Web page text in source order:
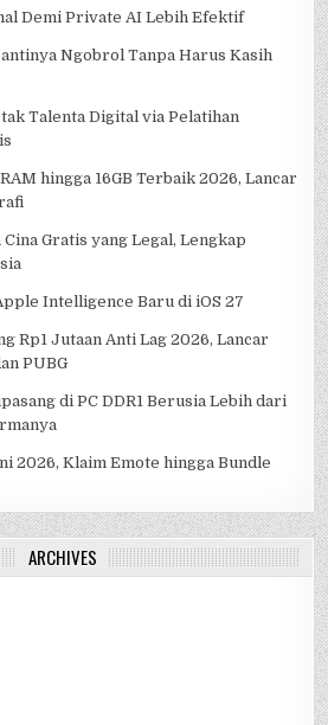
Demi Private AI Lebih Efektif
Ngobrol Tanpa Harus Kasih
Talenta Digital via Pelatihan
hingga 16GB Terbaik 2026, Lancar
Gratis yang Legal, Lengkap
Intelligence Baru di iOS 27
Rp1 Jutaan Anti Lag 2026, Lancar
PUBG
di PC DDR1 Berusia Lebih dari
2026, Klaim Emote hingga Bundle
ARCHIVES